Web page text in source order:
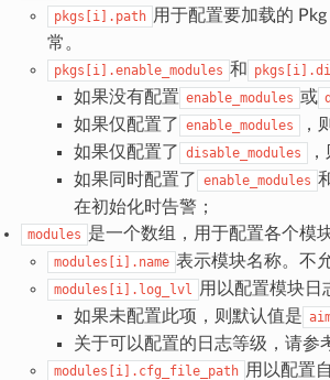
pkgs[i].path 用于配置要加载的
常。
pkgs[i].enable_modules 和
如果没有配置 enable_modules 或
如果仅配置了 enable_modules ，
如果仅配置了 disable_modules
如果同时配置了 enable_modules
在初始化时告警；
modules 是一个数组，用于配置各个模块
modules[i].name 表示模块名称。不
modules[i].log_lvl
用以配置模块日
如果未配置此项，则默认值是
关于可以配置的日志等级，请参
modules[i].cfg_file_path 用以配置